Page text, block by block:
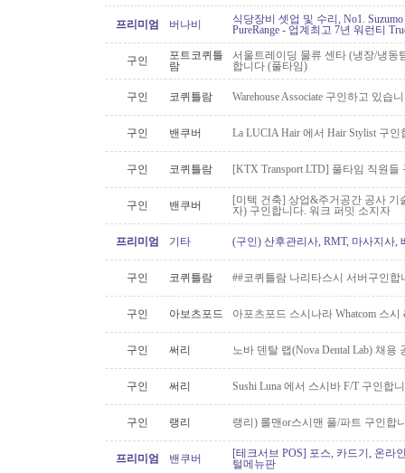
프리미엄 버나비
식당장비 셋업 및 수리, No1.
PureRange - 업계최고 7년 워런티
구인
포트코퀴틀
람
서울트레이딩 물류 센타 (냉장/냉동
합니다 (풀타임)
구인 코퀴틀람 Warehouse Associate 구인하고 있습
구인 밴쿠버 La LUCIA Hair 에서 Hair Stylist 구인
구인 코퀴틀람 [KTX Transport LTD] 풀타임 직원
구인 밴쿠버
[미텍 건축] 상업&주거공간 공사
자) 구인합니다. 워크 퍼밋 소지자
프리미엄 기타 (구인) 산후관리사, RMT, 마사지사,
구인 코퀴틀람 ##코퀴틀람 나리타스시 서버구인합
구인 아보츠포드 아포츠포드 스시나라 Whatcom 스
구인 써리 노바 덴탈 랩(Nova Dental Lab) 채용
구인 써리 Sushi Luna 에서 스시바 F/T 구인합
구인 랭리 랭리) 롤맨or스시맨 풀/파트 구인합
프리미엄 밴쿠버
[테크서브 POS] 포스, 카드기, 온라
털메뉴판